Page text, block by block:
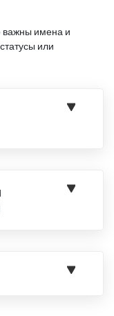
важны имена и
или